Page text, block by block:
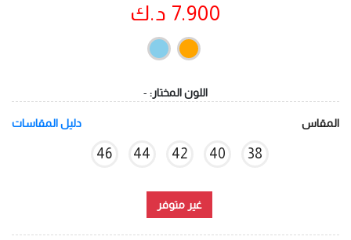
7.900 د.ك
اللون المختار: -
المقاس دليل المقاسات
38
40
42
44
46
غير متوفر